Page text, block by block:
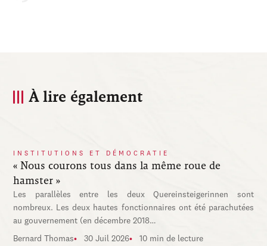
À lire également
INSTITUTIONS ET DÉMOCRATIE
« Nous courons tous dans la même roue de
hamster »
Les parallèles entre les deux Quereinsteigerinnen sont
nombreux. Les deux hautes fonctionnaires ont été parachutées
au gouvernement (en décembre 2018…
Bernard Thomas 30 Juil 2026 10 min de lecture